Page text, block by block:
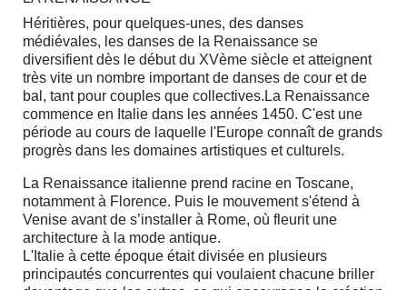
Héritières, pour quelques-unes, des danses
médiévales, les danses de la Renaissance se
diversifient dès le début du XVème siècle et atteignent
très vite un nombre important de danses de cour et de
bal, tant pour couples que collectives.La Renaissance
commence en Italie dans les années 1450. C'est une
période au cours de laquelle l'Europe connaît de grands
progrès dans les domaines artistiques et culturels.
La Renaissance italienne prend racine en Toscane,
notamment à Florence. Puis le mouvement s'étend à
Venise avant de s’installer à Rome, où fleurit une
architecture à la mode antique.
L'Italie à cette époque était divisée en plusieurs
principautés concurrentes qui voulaient chacune briller